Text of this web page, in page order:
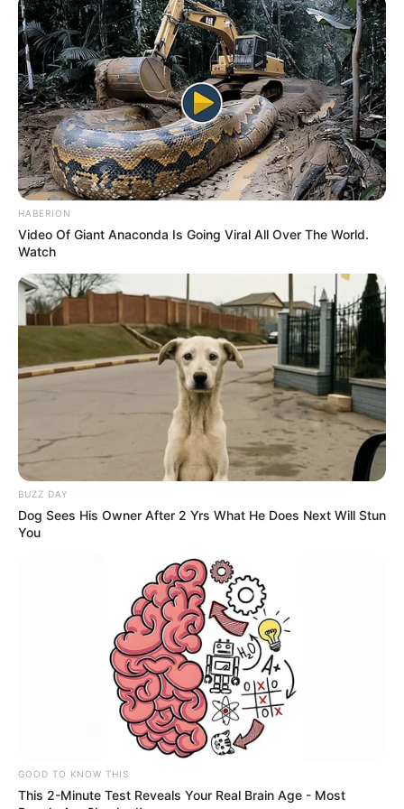
--ad5
LEI Nº 15.014, DE 6 DE NOVEMBRO DE 2024
Altera a Lei nº 11.350, de 5 de outubro de 2006, para prever a
concessão de indenização de transporte ao Agente Comunitário de
Saúde e ao Agente de Combate às Endemias como forma de
custeio de locomoção.
O PRESIDENTE DA REPÚBLICA Faço saber que o Congresso
Nacional decreta e eu sanciono a seguinte Lei:
Art. 1º O art. 9º-H da Lei nº 11.350, de 5 de outubro de 2006, passa
a vigorar acrescido do seguinte parágrafo único:
“Art. 9º-H.
......................................................................................................
artigo, poder-se-á conceder indenização de transporte ao Agente
HABERION
Video Of Giant Anaconda Is Going Viral All Over The World.
Watch
BUZZ DAY
Dog Sees His Owner After 2 Yrs What He Does Next Will Stun
You
GOOD TO KNOW THIS
This 2-Minute Test Reveals Your Real Brain Age - Most